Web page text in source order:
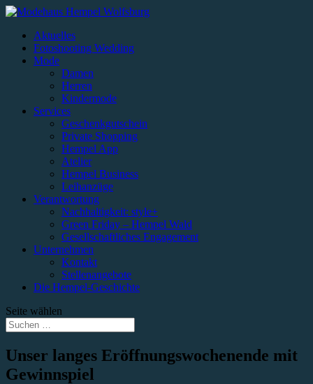
Aktuelles
Fotoshooting Wedding
Mode
Damen
Herren
Kindermode
Services
Geschenkgutschein
Private Shopping
Hempel App
Atelier
Hempel Business
Leihanzüge
Verantwortung
Nachhaltigkeit: style+
Green Friday – Hempel Wald
Gesellschaftliches Engagement
Unternehmen
Kontakt
Stellenangebote
Die Hempel-Geschichte
Seite wählen
Unser langes Eröffnungswochenende mit
Gewinnspiel